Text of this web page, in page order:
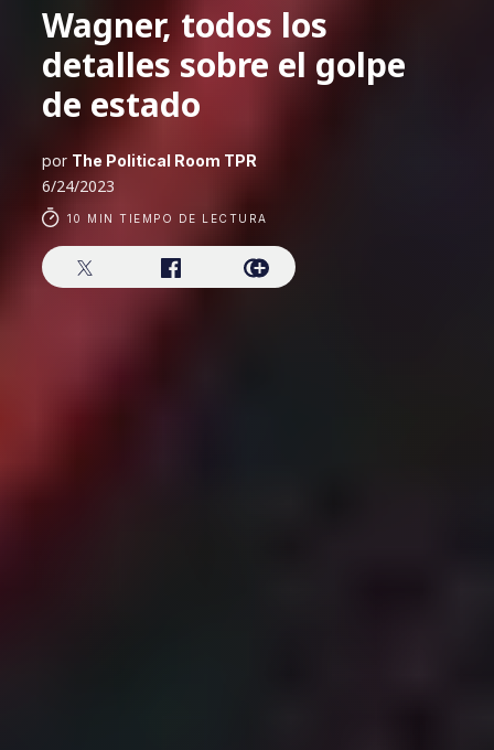
Wagner, todos los
detalles sobre el golpe
de estado
por The Political Room TPR
6/24/2023
10 MIN TIEMPO DE LECTURA